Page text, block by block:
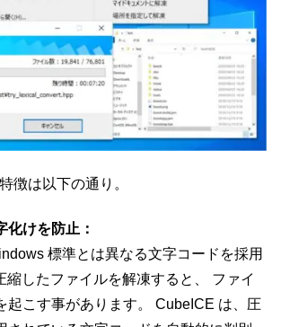
徴は以下の通り。
化けを防止：
標準とは異なる文字コードを採用
縮したファイルを解凍すると、 ファイ
起こす事があります。 CubeICE は、圧